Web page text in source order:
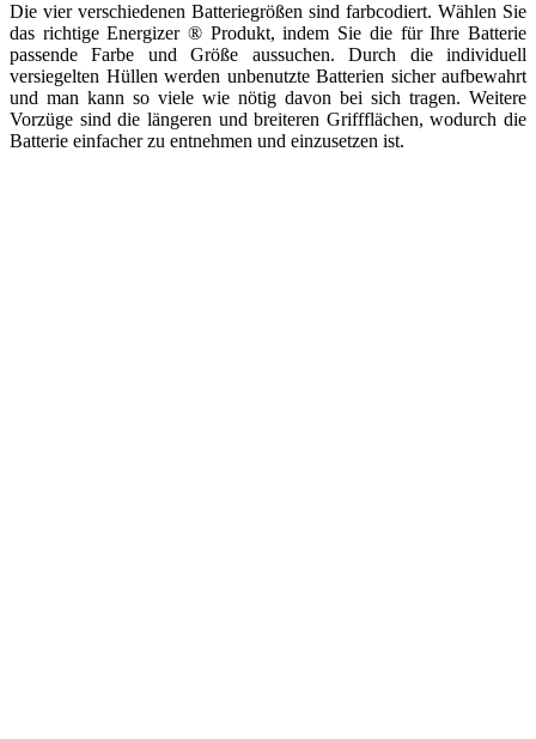
Die vier verschiedenen Batteriegrößen sind farbcodiert. Wählen Sie
das richtige Energizer ® Produkt, indem Sie die für Ihre Batterie
passende Farbe und Größe aussuchen. Durch die individuell
versiegelten Hüllen werden unbenutzte Batterien sicher aufbewahrt
und man kann so viele wie nötig davon bei sich tragen. Weitere
Vorzüge sind die längeren und breiteren Griffflächen, wodurch die
Batterie einfacher zu entnehmen und einzusetzen ist.